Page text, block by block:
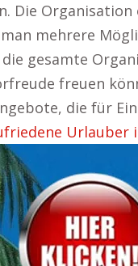
Die Organisation
mehrere
die gesamte
freuen
die für
Urlauber